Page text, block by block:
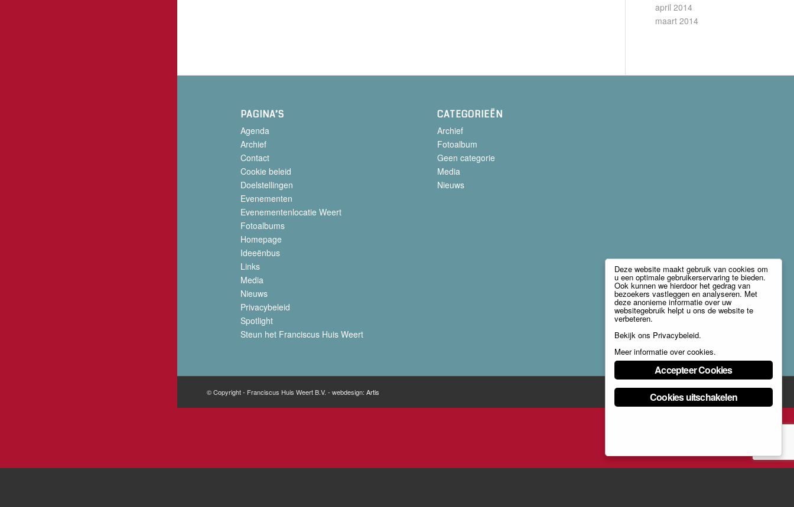
april 2014
maart 2014
PAGINA’S
Agenda
Archief
Contact
Cookie beleid
Doelstellingen
Evenementen
Evenementenlocatie Weert
Fotoalbums
Homepage
Ideeënbus
Links
Media
Nieuws
Privacybeleid
Spotlight
Steun het Franciscus Huis Weert
CATEGORIEËN
Archief
Fotoalbum
Geen categorie
Media
Nieuws
© Copyright - Franciscus Huis Weert B.V. - webdesign: Artis
Deze website maakt gebruik van cookies om
u een optimale gebruikerservaring te bieden.
Ook kunnen we hierdoor het gedrag van
bezoekers vastleggen en analyseren. Met
deze anonieme informatie over uw
websitegebruik helpt u ons de website te
verbeteren.
Bekijk ons Privacybeleid.
Meer informatie over cookies.
Accepteer Cookies
Cookies uitschakelen